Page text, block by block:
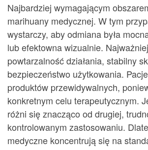
Najbardziej wymagającym
marihuany medycznej. W tym
wystarczy, aby odmiana była
lub efektowna wizualnie.
powtarzalność działania, stabilny
bezpieczeństwo użytkowania.
produktów przewidywalnych,
konkretnym celu terapeutycznym.
różni się znacząco od drugiej,
kontrolowanym zastosowaniu.
medyczne koncentrują się na